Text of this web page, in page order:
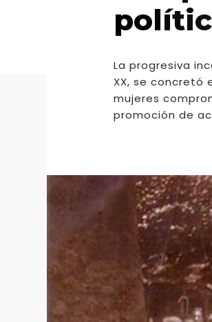
La progresiva
XX, se concretó
mujeres
promoción de